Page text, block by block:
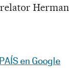
Herman
Sociales
en Google